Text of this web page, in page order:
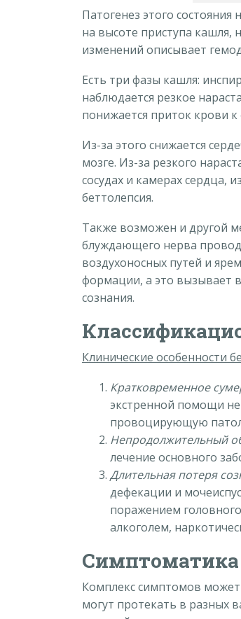
Патогенез этого
на высоте приступа кашля,
изменений описывает
Есть три фазы кашля:
наблюдается резкое
понижается приток крови к
Из-за этого снижается
мозге. Из-за резкого
сосудах и камерах сердца,
беттолепсия.
Также возможен и другой
блуждающего нерва
воздухоносных путей и
формации, а это вызывает
сознания.
Клинические особенности
Кратковременное
экстренной помощи
провоцирующую
Непродолжительный
лечение основного
Длительная потеря
дефекации и
поражением
алкоголем,
Симптоматика
Комплекс симптомов
могут протекать в разных